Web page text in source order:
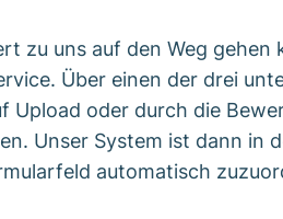
zu uns auf den Weg gehen
Über einen der drei
Upload oder durch die
Unser System ist dann in
automatisch